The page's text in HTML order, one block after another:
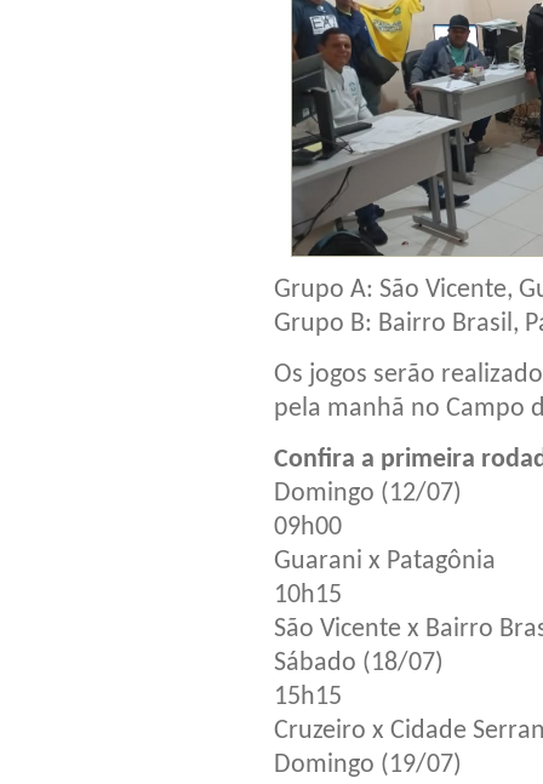
Grupo A: São Vicente,
Grupo B: Bairro Brasil,
Os jogos serão
pela manhã no Campo
Confira a primeira
Domingo (12/07)
09h00
Guarani x Patagônia
10h15
São Vicente x Bairro
Sábado (18/07)
15h15
Cruzeiro x Cidade
Domingo (19/07)